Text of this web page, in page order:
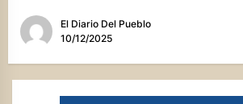
El Diario Del Pueblo
10/12/2025